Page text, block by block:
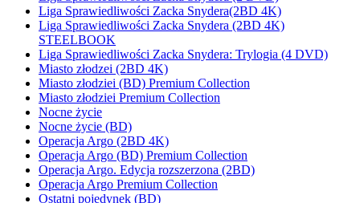
Liga Sprawiedliwości Zacka Snydera(2BD 4K)
Liga Sprawiedliwości Zacka Snydera (2BD 4K)
STEELBOOK
Liga Sprawiedliwości Zacka Snydera: Trylogia (4 DVD)
Miasto złodzei (2BD 4K)
Miasto złodziei (BD) Premium Collection
Miasto złodziei Premium Collection
Nocne życie
Nocne życie (BD)
Operacja Argo (2BD 4K)
Operacja Argo (BD) Premium Collection
Operacja Argo. Edycja rozszerzona (2BD)
Operacja Argo Premium Collection
Ostatni pojedynek (BD)